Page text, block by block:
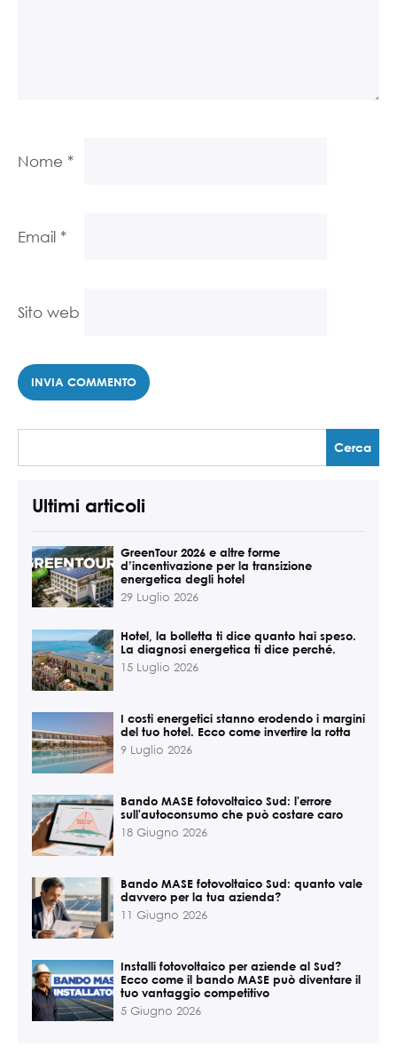
Nome *
Email *
Sito web
Ultimi articoli
GreenTour 2026 e altre forme
d’incentivazione per la transizione
energetica degli hotel
29 Luglio 2026
Hotel, la bolletta ti dice quanto hai speso.
La diagnosi energetica ti dice perché.
15 Luglio 2026
I costi energetici stanno erodendo i margini
del tuo hotel. Ecco come invertire la rotta
9 Luglio 2026
Bando MASE fotovoltaico Sud: l'errore
sull'autoconsumo che può costare caro
18 Giugno 2026
Bando MASE fotovoltaico Sud: quanto vale
davvero per la tua azienda?
11 Giugno 2026
Installi fotovoltaico per aziende al Sud?
Ecco come il bando MASE può diventare il
tuo vantaggio competitivo
5 Giugno 2026